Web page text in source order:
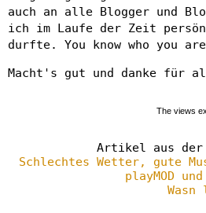
auch an alle Blogger und
ich im Laufe der Zeit
durfte. You know who you
Macht's gut und danke für
The views
Artikel aus der
Schlechtes Wetter, gute
playMOD